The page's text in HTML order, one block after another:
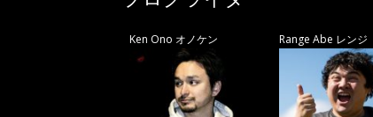
Ken Ono オノケン Range Abe レンジ